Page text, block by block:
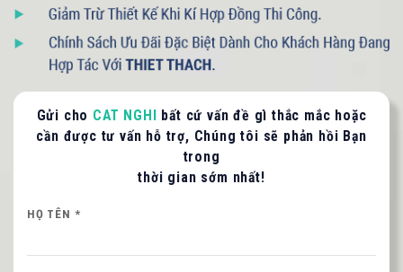
Gửi cho CAT NGHI
bất cứ vấn đề gì thắc mắc hoặc
cần được tư vấn hỗ trợ, Chúng tôi sẽ phản hồi Bạn
trong
thời gian sớm nhất!
HỌ TÊN *
093 71379 13